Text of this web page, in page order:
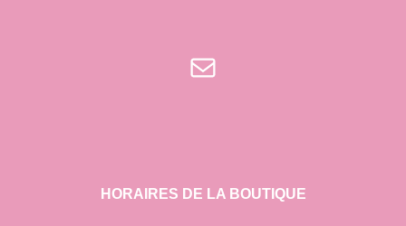
E-mail
HORAIRES DE LA BOUTIQUE